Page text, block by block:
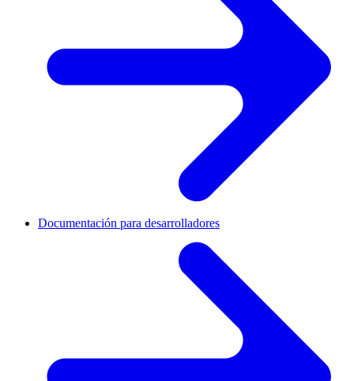
Documentación para desarrolladores